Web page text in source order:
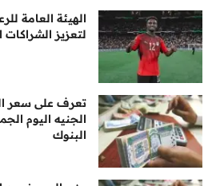
الهيئة العامة
لتعزيز الشراكات
تعرف على سعر
البنوك